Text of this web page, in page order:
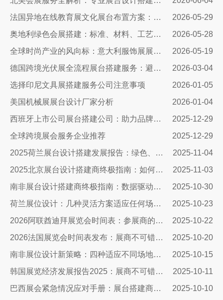
法国异地在线教育展文化展台布置方案：兼顾品牌质感与引流转化
2026-05-29
奥地利绿色会展搭建：标准、材料、工艺与落地全解
2026-05-28
全球时尚产业的风向标：意大利服饰展展台设计公司
2026-05-19
德国跨境光伏展全流程展台搭建服务：避坑指南+落地实操，搞定合规与吸睛双核心
2026-03-04
选择印尼文具展搭建服务公司注意事项
2026-01-05
美国机械展展台设计厂家分析
2026-01-04
西班牙上市公司展台搭建公司：助力品牌腾飞的关键合作伙伴
2025-12-29
全球跨境展会服务企业推荐
2025-12-29
2025荷兰展台设计搭建发展报告：绿色、智能与沉浸式体验引领未来
2025-11-04
2025北京展台设计搭建商终极指南：如何避开三大陷阱让展会投入物超所值
2025-11-03
南非展台设计搭建商终极指南：数据驱动策略引爆展会ROI​​
2025-10-30
荷兰展位设计：几种灵活方案适应任何场地需求
2025-10-23
2026阿联酋迪拜展览会时间表：参展商的终极战略指南
2025-10-22
2026法国展览会时间表发布：展商不可错过的市场机遇与搭建指南
2025-10-20
南非展位设计新策略：四种适应不同场地需求的搭建方案与实战指南
2025-10-15
韩国展览经济发展报告2025：展商不可错过的市场机遇与实战指南
2025-10-11
巴西展会紧急情况应对手册：展台搭建商的终极生存指南
2025-10-10